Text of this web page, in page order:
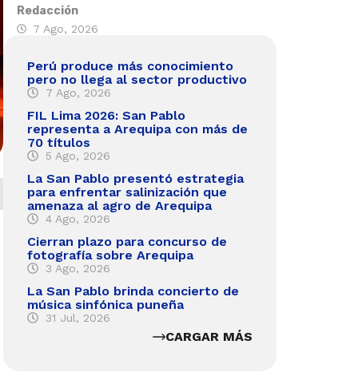
Redacción
7 Ago, 2026
Perú produce más conocimiento
pero no llega al sector productivo
7 Ago, 2026
FIL Lima 2026: San Pablo
representa a Arequipa con más de
70 títulos
5 Ago, 2026
La San Pablo presentó estrategia
para enfrentar salinización que
amenaza al agro de Arequipa
4 Ago, 2026
Cierran plazo para concurso de
fotografía sobre Arequipa
3 Ago, 2026
La San Pablo brinda concierto de
música sinfónica puneña
31 Jul, 2026
CARGAR MÁS